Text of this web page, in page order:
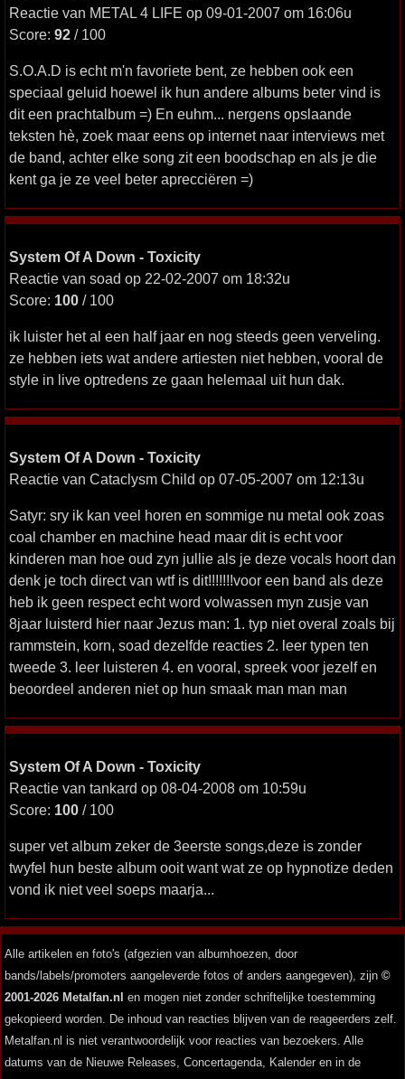
Reactie van METAL 4 LIFE op 09-01-2007 om 16:06u
Score: 92 / 100
S.O.A.D is echt m'n favoriete bent, ze hebben ook een
speciaal geluid hoewel ik hun andere albums beter vind is
dit een prachtalbum =) En euhm... nergens opslaande
teksten hè, zoek maar eens op internet naar interviews met
de band, achter elke song zit een boodschap en als je die
kent ga je ze veel beter aprecciëren =)
System Of A Down - Toxicity
Reactie van soad op 22-02-2007 om 18:32u
Score: 100 / 100
ik luister het al een half jaar en nog steeds geen verveling.
ze hebben iets wat andere artiesten niet hebben, vooral de
style in live optredens ze gaan helemaal uit hun dak.
System Of A Down - Toxicity
Reactie van Cataclysm Child op 07-05-2007 om 12:13u
Satyr: sry ik kan veel horen en sommige nu metal ook zoas
coal chamber en machine head maar dit is echt voor
kinderen man hoe oud zyn jullie als je deze vocals hoort dan
denk je toch direct van wtf is dit!!!!!!!voor een band als deze
heb ik geen respect echt word volwassen myn zusje van
8jaar luisterd hier naar Jezus man: 1. typ niet overal zoals bij
rammstein, korn, soad dezelfde reacties 2. leer typen ten
tweede 3. leer luisteren 4. en vooral, spreek voor jezelf en
beoordeel anderen niet op hun smaak man man man
System Of A Down - Toxicity
Reactie van tankard op 08-04-2008 om 10:59u
Score: 100 / 100
super vet album zeker de 3eerste songs,deze is zonder
twyfel hun beste album ooit want wat ze op hypnotize deden
vond ik niet veel soeps maarja...
Alle artikelen en foto's (afgezien van albumhoezen, door
bands/labels/promoters aangeleverde fotos of anders aangegeven), zijn ©
2001-2026 Metalfan.nl en mogen niet zonder schriftelijke toestemming
gekopieerd worden. De inhoud van reacties blijven van de reageerders zelf.
Metalfan.nl is niet verantwoordelijk voor reacties van bezoekers. Alle
datums van de Nieuwe Releases, Concertagenda, Kalender en in de